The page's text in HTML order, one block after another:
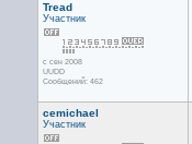
Tread
Участник
с сен 2008
UUDD
Сообщений: 462
cemichael
Участник